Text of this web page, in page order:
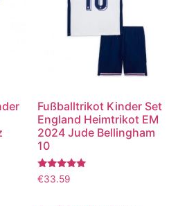
Fußballtrikot Kinder Set
England Heimtrikot EM
2024 Jude Bellingham
10
Bewertet
mit
von 5
€33.59